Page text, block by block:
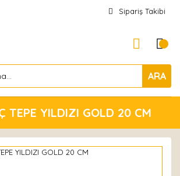
Sipariş Takibi
ARA
TEPE YILDIZI GOLD 20 CM